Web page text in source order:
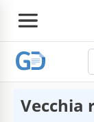
Vecchia